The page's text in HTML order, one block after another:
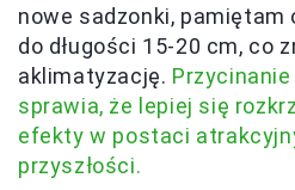
nowe sadzonki, pamiętam
do długości 15-20 cm, co
aklimatyzację.
sprawia, że lepiej się
efekty w postaci
przyszłości.